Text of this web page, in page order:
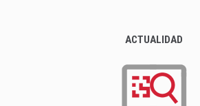
ACTUALIDAD